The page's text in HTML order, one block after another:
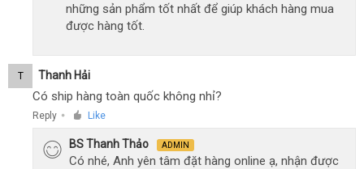
những sản phẩm tốt nhất để giúp khách hàng mua
được hàng tốt.
T Thanh Hải
Có ship hàng toàn quốc không nhỉ?
Reply ● Like
BS Thanh Thảo ADMIN
Có nhé, Anh yên tâm đặt hàng online ạ, nhận được